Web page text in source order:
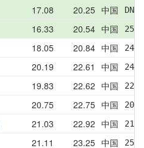
17.08 20.25 中国
16.33 20.54 中国
18.05 20.84 中国
20.19 22.61 中国
19.83 22.62 中国
20.75 22.75 中国
21.03 22.92 中国
21.11 23.25 中国